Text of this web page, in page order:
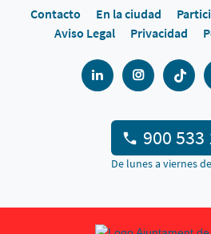
Contacto En la ciudad
Aviso Legal
Privacidad
900 533
De lunes a viernes